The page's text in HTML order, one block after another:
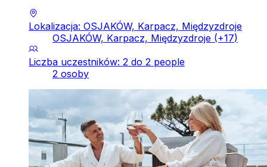
Lokalizacja: OSJAKÓW, Karpacz, Międzyzdroje
OSJAKÓW, Karpacz, Międzyzdroje (+17)
Liczba uczestników: 2 do 2 people
2 osoby